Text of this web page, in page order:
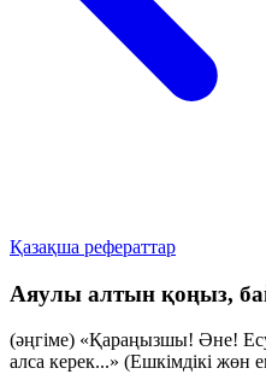
Қазақша рефераттар
Аяулы алтын қоңыз,
(әңгіме) «Қараңызшы! Әне!
алса керек...» (Ешкімдікі жөн